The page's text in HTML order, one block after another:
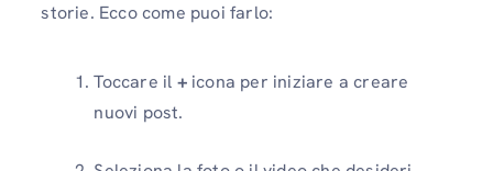
storie. Ecco come puoi farlo:
Toccare il +icona per iniziare a creare
nuovi post.